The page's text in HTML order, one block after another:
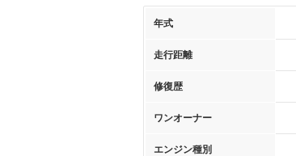
年式
走行距離
修復歴
ワンオーナー
エンジン種別